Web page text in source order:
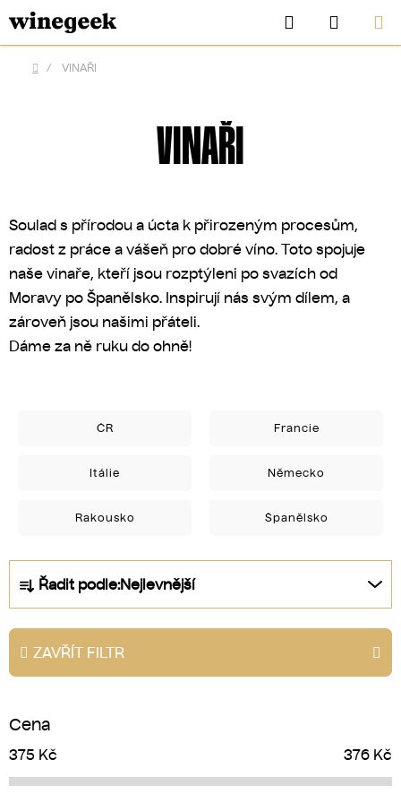
Přejít
na
obsah
Hledat
KOŠÍK
Domů
/ VINAŘI
VINAŘI
Soulad s přírodou a úcta k přirozeným procesům,
radost z práce a vášeň pro dobré víno. Toto spojuje
naše vinaře, kteří jsou rozptýleni po svazích od
Moravy po Španělsko. Inspirují nás svým dílem, a
zároveň jsou našimi přáteli.
Dáme za ně ruku do ohně!
ČR Francie
Itálie Německo
Rakousko Španělsko
a
z
e
n
r
o
d
Řadit podle:Nejlevnější
ZAVŘÍT FILTR
Cena
375 Kč 376 Kč